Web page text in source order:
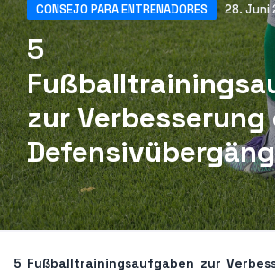
CONSEJO PARA ENTRENADORES 28. Juni
5
zur Verbesserung
5 Fußballtrainingsaufgaben zur